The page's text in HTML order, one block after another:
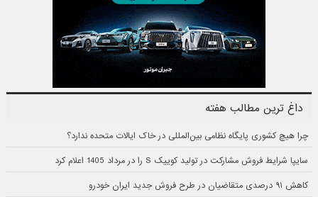
داغ ترین مطالب هفته
چرا هیچ کشوری پایگاه نظامی بین‌المللی در خاک ایالات متحده ندارد؟
سایپا شرایط فروش مشارکت در تولید کوییک S را در مرداد 1405 اعلام کرد
کاهش ۹۱ درصدی متقاضیان در طرح فروش جدید ایران خودرو